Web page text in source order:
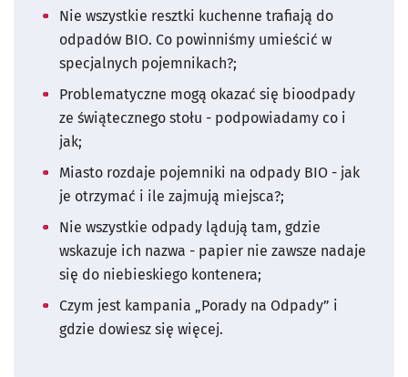
Nie wszystkie resztki kuchenne trafiają do
odpadów BIO. Co powinniśmy umieścić w
specjalnych pojemnikach?;
Problematyczne mogą okazać się bioodpady
ze świątecznego stołu - podpowiadamy co i
jak;
Miasto rozdaje pojemniki na odpady BIO - jak
je otrzymać i ile zajmują miejsca?;
Nie wszystkie odpady lądują tam, gdzie
wskazuje ich nazwa - papier nie zawsze nadaje
się do niebieskiego kontenera;
Czym jest kampania „Porady na Odpady” i
gdzie dowiesz się więcej.